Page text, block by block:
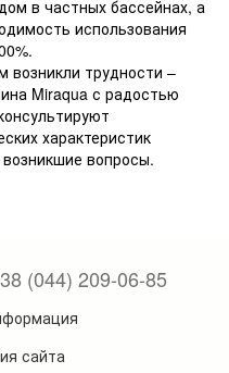
в частных бассейнах, а
использования
возникли трудности –
Miraqua с радостью
характеристик
вопросы.
(044) 209-06-85
сайта